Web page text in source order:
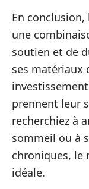
En
une
soutien et de
ses matériaux
prennent leur
recherchiez à
sommeil ou à
chroniques, le
idéale.